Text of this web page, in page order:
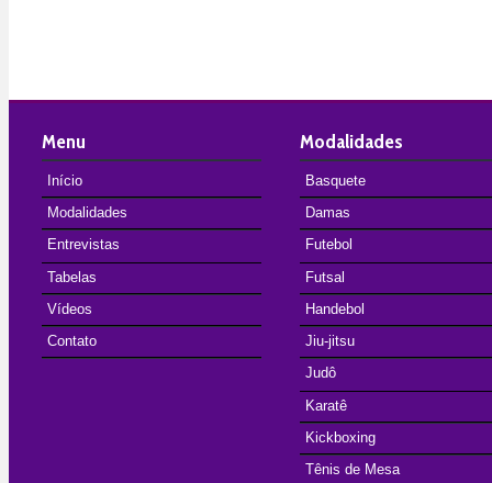
Menu
Início
Modalidades
Entrevistas
Tabelas
Vídeos
Contato
Modalidades
Basquete
Damas
Futebol
Futsal
Handebol
Jiu-jitsu
Judô
Karatê
Kickboxing
Tênis de Mesa